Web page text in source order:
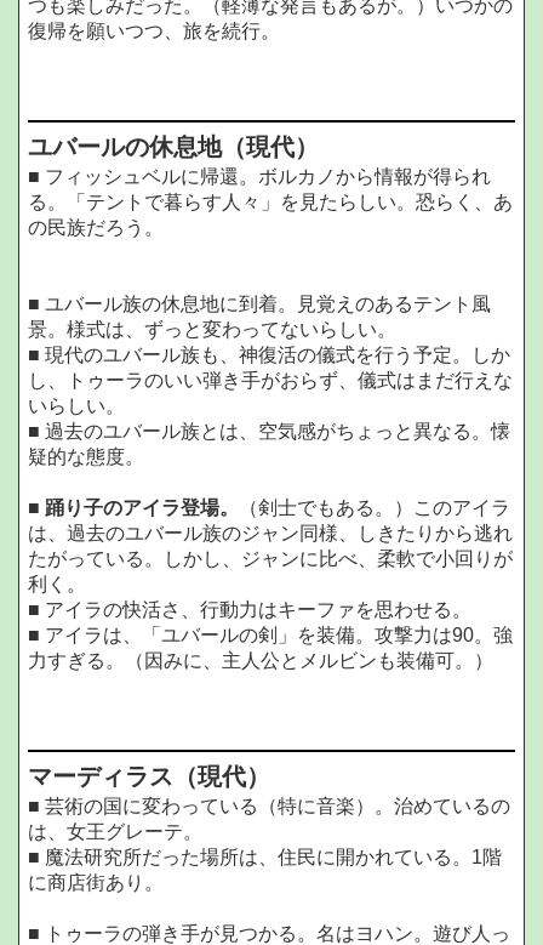
つも楽しみだった。（軽薄な発言もあるが。）いつかの
復帰を願いつつ、旅を続行。
ユバールの休息地（現代）
■ フィッシュベルに帰還。ボルカノから情報が得られ
る。「テントで暮らす人々」を見たらしい。恐らく、あ
の民族だろう。
■ ユバール族の休息地に到着。見覚えのあるテント風
景。様式は、ずっと変わってないらしい。
■ 現代のユバール族も、神復活の儀式を行う予定。しか
し、トゥーラのいい弾き手がおらず、儀式はまだ行えな
いらしい。
■ 過去のユバール族とは、空気感がちょっと異なる。懐
疑的な態度。
■ 踊り子のアイラ登場。
（剣士でもある。）このアイラ
は、過去のユバール族のジャン同様、しきたりから逃れ
たがっている。しかし、ジャンに比べ、柔軟で小回りが
利く。
■ アイラの快活さ、行動力はキーファを思わせる。
■ アイラは、「ユバールの剣」を装備。攻撃力は90。強
力すぎる。（因みに、主人公とメルビンも装備可。）
マーディラス（現代）
■ 芸術の国に変わっている（特に音楽）。治めているの
は、女王グレーテ。
■ 魔法研究所だった場所は、住民に開かれている。1階
に商店街あり。
■ トゥーラの弾き手が見つかる。名はヨハン。遊び人っ